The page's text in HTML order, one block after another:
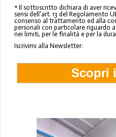
* Il sottoscritto dichiara di aver
sensi dell'art. 13 del Regolamento
consenso al trattamento ed alla
personali con particolare riguardo
nei limiti, per le finalità e per la
Iscrivimi alla Newsletter: